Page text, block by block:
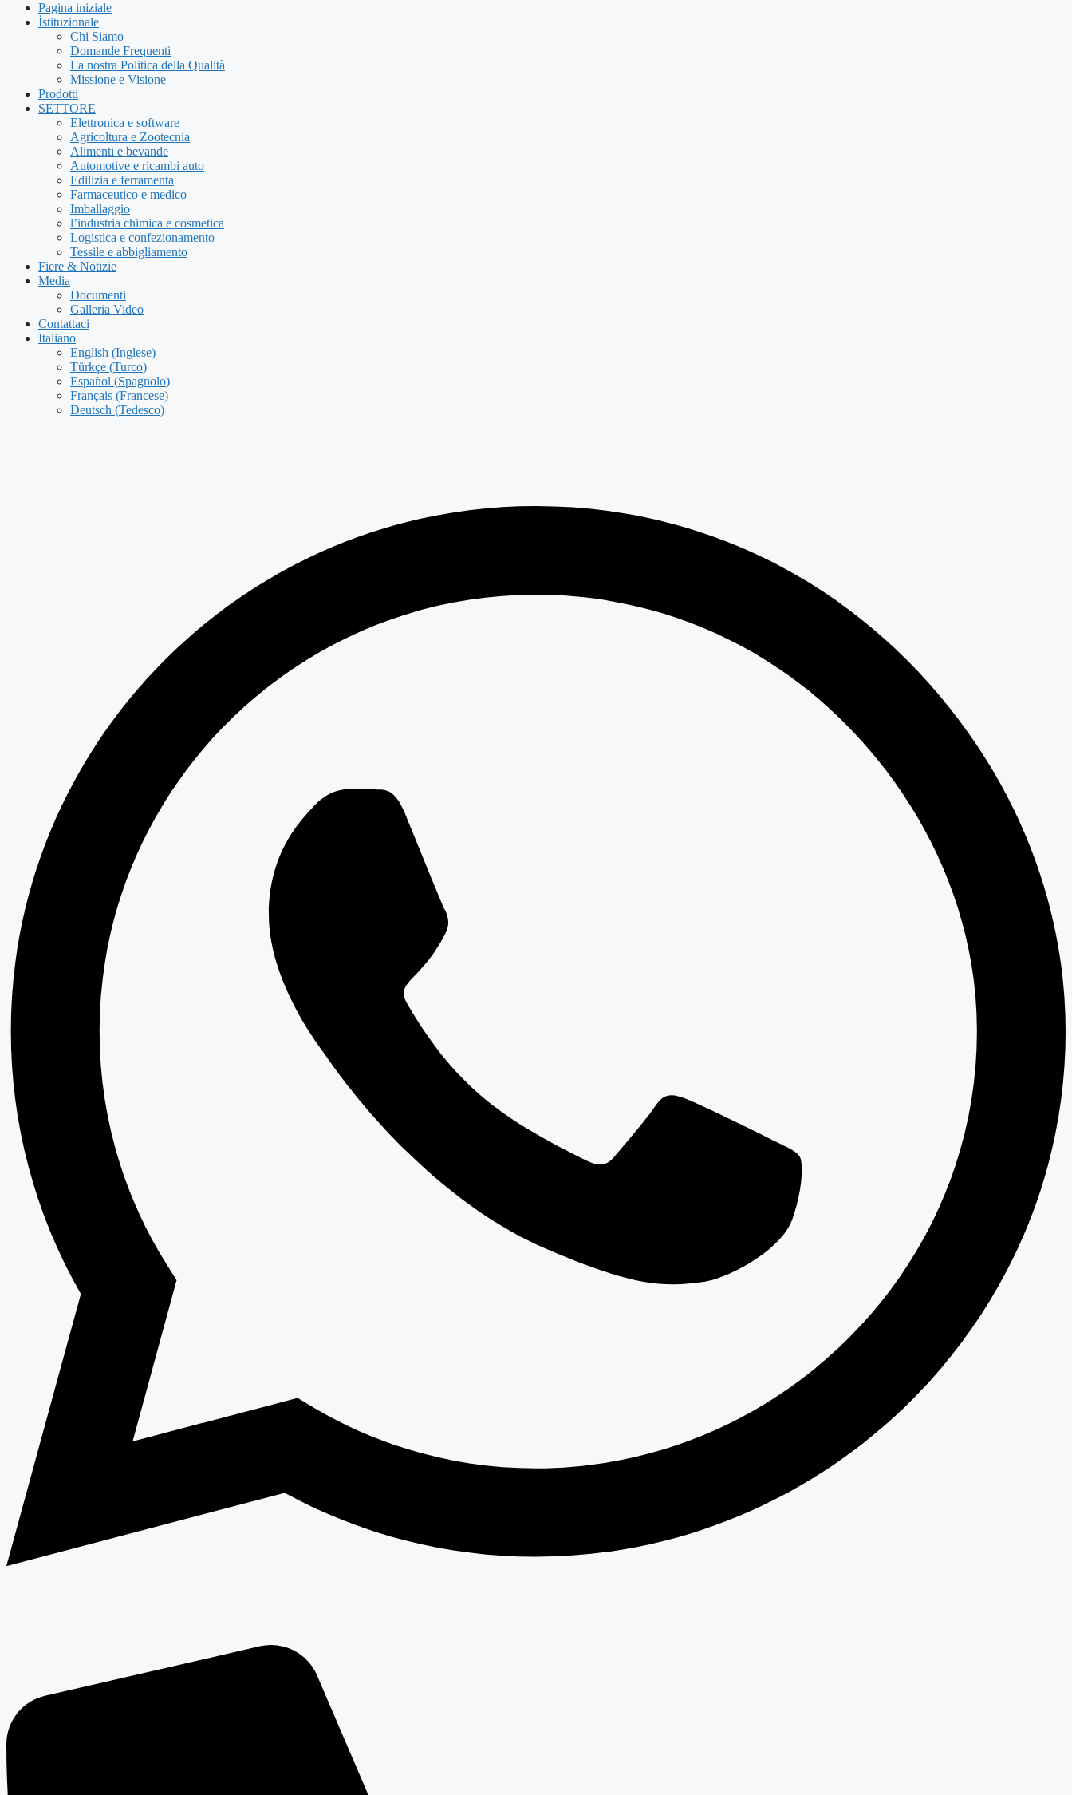
Pagina iniziale
İstituzionale
Chi Siamo
Domande Frequenti
La nostra Politica della Qualità
Missione e Visione
Prodotti
SETTORE
Elettronica e software
Agricoltura e Zootecnia
Alimenti e bevande
Automotive e ricambi auto
Edilizia e ferramenta
Farmaceutico e medico
Imballaggio
l’industria chimica e cosmetica
Logistica e confezionamento
Tessile e abbigliamento
Fiere & Notizie
Media
Documenti
Galleria Video
Contattaci
Italiano
English (Inglese)
Türkçe (Turco)
Español (Spagnolo)
Français (Francese)
Deutsch (Tedesco)